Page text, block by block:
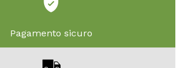
Pagamento sicuro